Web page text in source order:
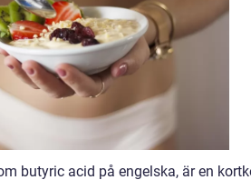
butyric acid på engelska, är en